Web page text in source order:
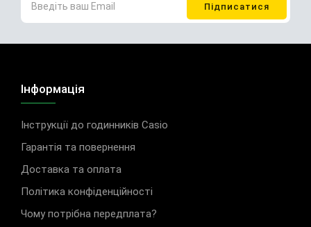
Інформація
Інструкції до годинників Casio
Гарантія та повернення
Доставка та оплата
Політика конфіденційності
Чому потрібна передплата?